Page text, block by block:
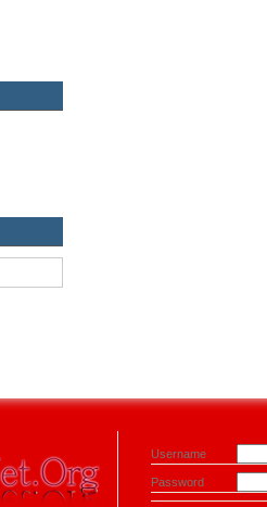
Username
Password